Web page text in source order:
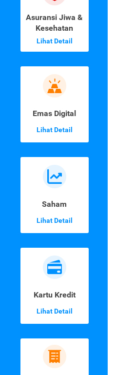
Asuransi Jiwa &
Kesehatan
Lihat Detail
Emas Digital
Lihat Detail
Saham
Lihat Detail
Kartu Kredit
Lihat Detail